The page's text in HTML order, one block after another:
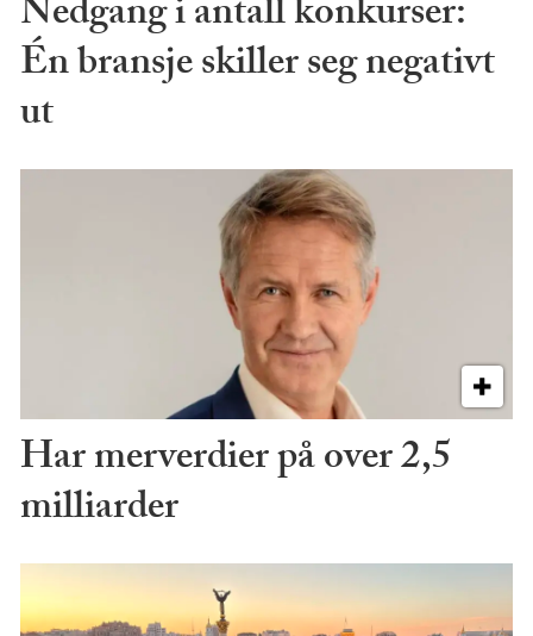
Nedgang i antall konkurser:
Én bransje skiller seg negativt
ut
Har merverdier på over 2,5
milliarder